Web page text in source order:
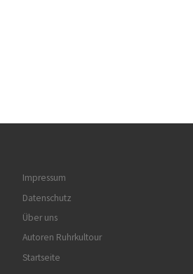
Impressum
Datenschutz
Über uns
Autoren Ruhrkultour
Startseite